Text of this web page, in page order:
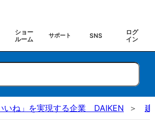
ショー
ルーム
サポート SNS
ログ
イン
いね」を実現する企業 DAIKEN 建